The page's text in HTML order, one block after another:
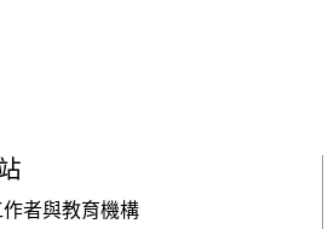
者與教育機構